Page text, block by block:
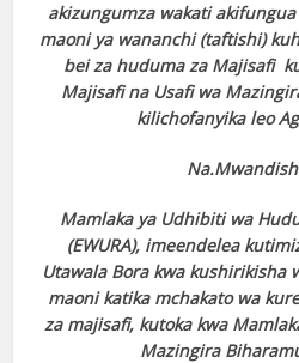
akizungumza wakati
maoni ya wananchi (taftishi)
bei za huduma za Majisafi
Majisafi na Usafi wa
kilichofanyika leo
Mamlaka ya Udhibiti wa
(EWURA), imeendelea
Utawala Bora kwa kushirikisha
maoni katika mchakato wa
za majisafi, kutoka kwa
Mazingira